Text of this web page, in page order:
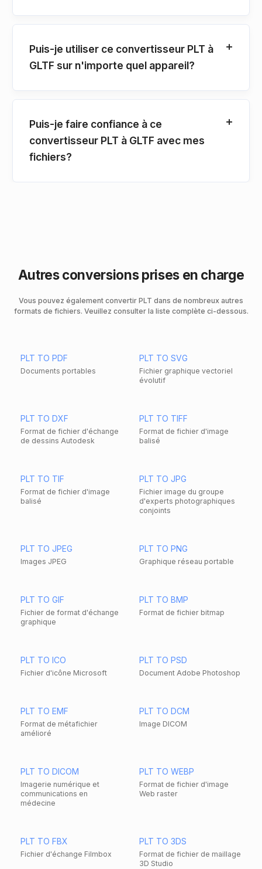
Puis-je utiliser ce convertisseur PLT à
GLTF sur n'importe quel appareil?
Puis-je faire confiance à ce
convertisseur PLT à GLTF avec mes
fichiers?
Autres conversions prises en charge
Vous pouvez également convertir PLT dans de nombreux autres
formats de fichiers. Veuillez consulter la liste complète ci-dessous.
PLT TO PDF
Documents portables
PLT TO SVG
Fichier graphique vectoriel
évolutif
PLT TO DXF
Format de fichier d'échange
de dessins Autodesk
PLT TO TIFF
Format de fichier d'image
balisé
PLT TO TIF
Format de fichier d'image
balisé
PLT TO JPG
Fichier image du groupe
d'experts photographiques
conjoints
PLT TO JPEG
Images JPEG
PLT TO PNG
Graphique réseau portable
PLT TO GIF
Fichier de format d'échange
graphique
PLT TO BMP
Format de fichier bitmap
PLT TO ICO
Fichier d'icône Microsoft
PLT TO PSD
Document Adobe Photoshop
PLT TO EMF
Format de métafichier
amélioré
PLT TO DCM
Image DICOM
PLT TO DICOM
Imagerie numérique et
communications en
médecine
PLT TO WEBP
Format de fichier d'image
Web raster
PLT TO FBX
Fichier d'échange Filmbox
PLT TO 3DS
Format de fichier de maillage
3D Studio